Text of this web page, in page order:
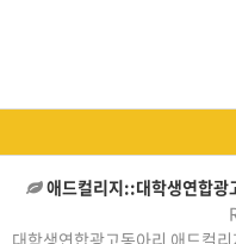
애드컬리지::대학생연합광
대학생연합광고동아리 애드컬